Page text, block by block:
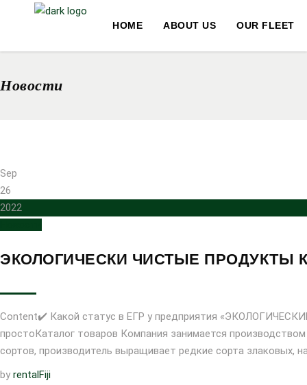
HOME ABOUT US OUR FLEET
Новости
Sep
26
2022
ЭКОЛОГИЧЕСКИ ЧИСТЫЕ ПРОДУКТЫ
Content✔️ Какой статус в ЕГР у предприятия
простоКаталог товаров Компания занимается
сортов, производитель выращивает редкие сорта злаковых,
by rentalFiji